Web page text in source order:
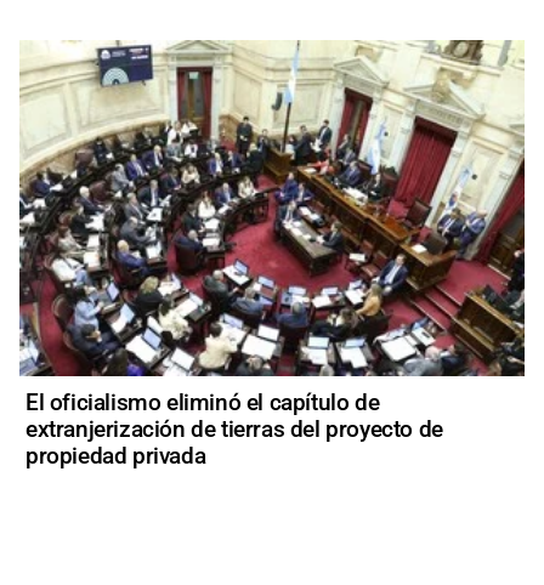
El oficialismo eliminó el capítulo de
extranjerización de tierras del proyecto de
propiedad privada